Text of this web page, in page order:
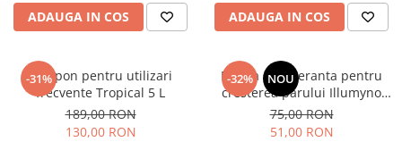
ADAUGA IN COS ADAUGA IN COS
-31%
Sampon pentru utilizari
frecvente Tropical 5 L
189,00 RON
130,00 RON
-32% NOU
Masca regeneranta pentru
cresterea parului Illumyno
250 ml
75,00 RON
51,00 RON